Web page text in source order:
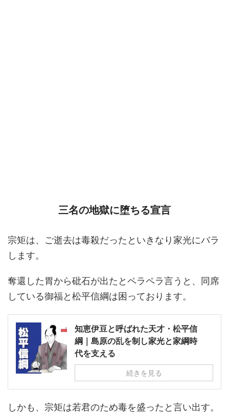
三名の地獄に堕ちる宣言
宗矩は、ご逝去は毒殺だったといきなり家光にバラ
します。
奪還した胃から砒石が出たとペラペラ言うと、同席
している御福と松平信綱は困っております。
知恵伊豆と呼ばれた天才・松平信
綱｜島原の乱を制し家光と家綱時
代を支える
続きを見る
しかも、宗矩は若君のため毒を盛ったと言い出す。